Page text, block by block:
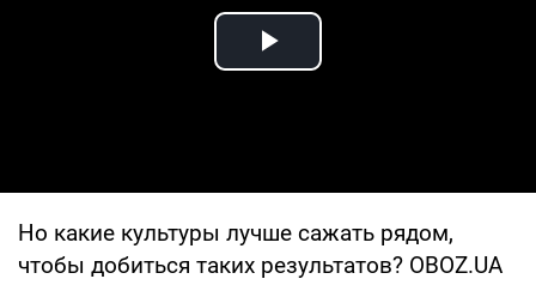
Play Video
Но какие культуры лучше сажать рядом,
чтобы добиться таких результатов? OBOZ.UA